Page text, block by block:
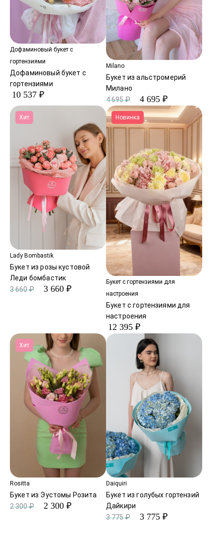
Дофаминовый букет с
гортензиями
Дофаминовый букет с
гортензиями
10 537 ₽
Milano
Букет из альстромерий
Милано
4 695 ₽
4 695 ₽
Хит
Lady Bombastik
Букет из розы кустовой
Леди бомбастик
3 660 ₽
3 660 ₽
Новинка
Букет с гортензиями для
настроения
Букет с гортензиями для
настроения
12 395 ₽
Хит
Rositta
Букет из Эустомы Розита
2 300 ₽
2 300 ₽
Daiquiri
Букет из голубых гортензий
Дайкири
3 775 ₽
3 775 ₽